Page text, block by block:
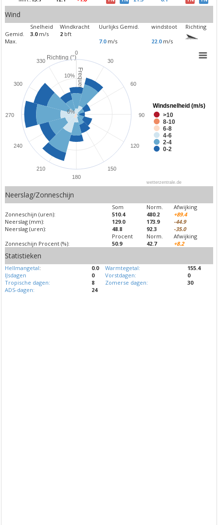
Wind
Snelheid Windkracht Uurlijks Gemid. windstoot
Richting
Gemid.
3.0m/s 2 bft
Max.
7.0m/s 22.0m/s
Richting (°)
Frequentie (%)
>10
8-10
6-8
4-6
2-4
0-2
Windsnelheid (m/s)
0
30
60
90
120
150
180
210
240
270
300
330
0%
10%
wetterzentrale.de
Neerslag/Zonneschijn
Som Norm.
Afwijking
Zonneschijn (uren):
510.4 480.2
+89.4
Neerslag (mm):
129.0 173.9
-44.9
Neerslag (uren):
48.8 92.3
-35.0
Procent
Norm.
Afwijking
Zonneschijn Procent (%):
50.9 42.7 +8.2
Statistieken
Hellmangetal: 0.0 Warmtegetal:
155.4
IJsdagen
0 Vorstdagen:
0
Tropische dagen:
8 Zomerse dagen:
30
ADS-dagen:
24